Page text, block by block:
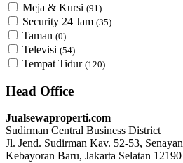
Meja & Kursi (91)
Security 24 Jam (35)
Taman (0)
Televisi (54)
Tempat Tidur (120)
Head Office
Jualsewaproperti.com
Sudirman Central Business District
Jl. Jend. Sudirman Kav. 52-53, Senayan
Kebayoran Baru, Jakarta Selatan 12190